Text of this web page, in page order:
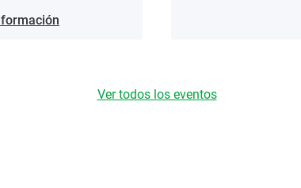
Ver todos los eventos